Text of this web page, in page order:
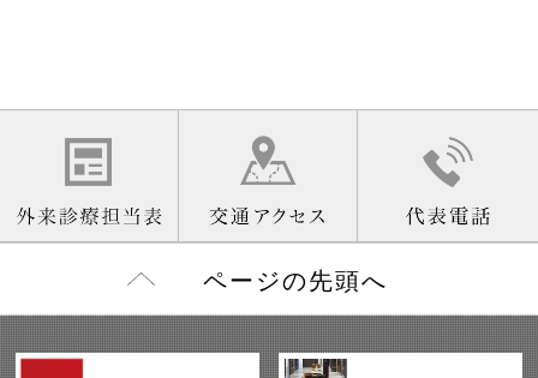
ページの先頭へ